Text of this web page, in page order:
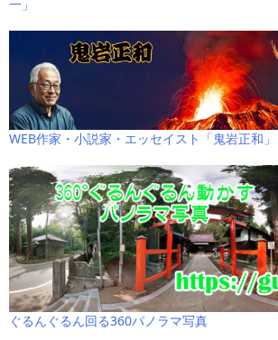
一」
WEB作家・小説家・エッセイスト「鬼岩正和」
ぐるんぐるん回る360パノラマ写真